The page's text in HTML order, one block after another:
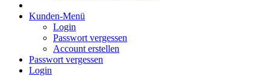
Kunden-Menü
Login
Passwort vergessen
Account erstellen
Passwort vergessen
Login